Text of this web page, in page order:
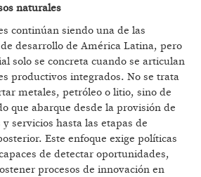
naturales
continúan siendo una de las
desarrollo de América Latina, pero
solo se concreta cuando se articulan
productivos integrados. No se trata
metales, petróleo o litio, sino de
que abarque desde la provisión de
servicios hasta las etapas de
Este enfoque exige políticas
de detectar oportunidades,
procesos de innovación en